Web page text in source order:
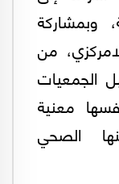
وبمشاركة
من
الجمعيات
معنية
الصحي